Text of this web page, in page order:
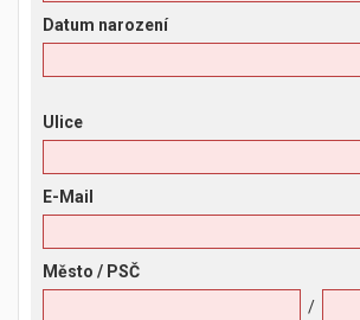
Datum narození
Ulice
E-Mail
Město / PSČ
/